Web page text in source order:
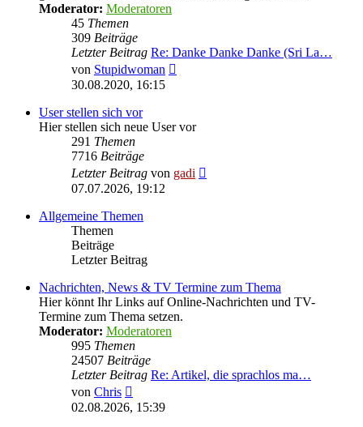
Moderator: Moderatoren
45 Themen
309 Beiträge
Letzter Beitrag Re: Danke Danke Danke (Sri La…
von Stupidwoman
30.08.2020, 16:15
User stellen sich vor
Hier stellen sich neue User vor
291 Themen
7716 Beiträge
Letzter Beitrag von gadi
07.07.2026, 19:12
Allgemeine Themen
Themen
Beiträge
Letzter Beitrag
Nachrichten, News & TV Termine zum Thema
Hier könnt Ihr Links auf Online-Nachrichten und TV-
Termine zum Thema setzen.
Moderator: Moderatoren
995 Themen
24507 Beiträge
Letzter Beitrag Re: Artikel, die sprachlos ma…
von Chris
Beitrag
02.08.2026, 15:39